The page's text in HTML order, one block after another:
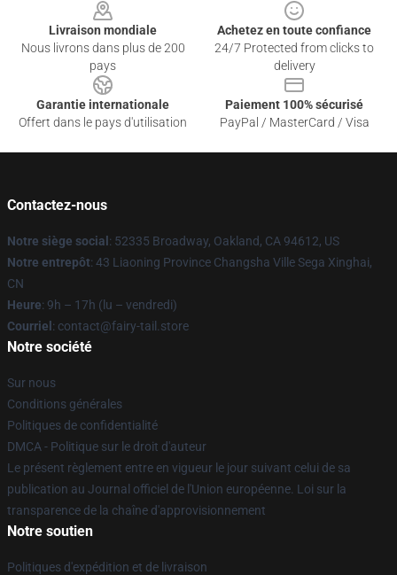
Livraison mondiale
Nous livrons dans plus de 200
pays
Achetez en toute confiance
24/7 Protected from clicks to
delivery
Garantie internationale
Offert dans le pays d'utilisation
Paiement 100% sécurisé
PayPal / MasterCard / Visa
Contactez-nous
Notre siège social : 52335 Broadway, Oakland, CA 94612, US
Notre entrepôt: 43 Liaoning Province Changsha Ville Sega Xinghai,
CN
Heure: 9h – 17h (lu – vendredi)
Courriel : contact@fairy-tail.store
Notre société
Sur nous
Conditions générales
Politiques de confidentialité
DMCA - Politique sur le droit d'auteur
Le présent règlement entre en vigueur le jour suivant celui de sa
publication au Journal officiel de l'Union européenne. Loi sur la
transparence de la chaîne d'approvisionnement
Notre soutien
Politiques d'expédition et de livraison